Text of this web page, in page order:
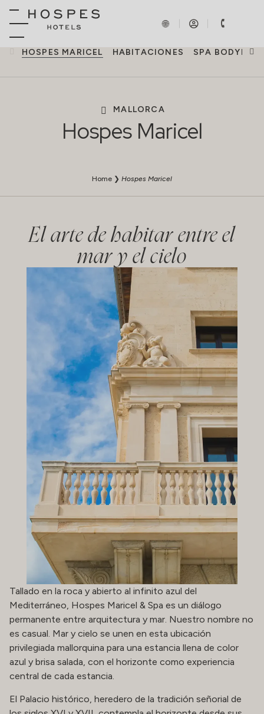
HOSPES MARICEL HABITACIONES SPA BODYNA
MALLORCA
Hospes Maricel
Home ❯ Hospes Maricel
El arte de habitar entre el
mar y el cielo
Tallado en la roca y abierto al infinito azul del
Mediterráneo, Hospes Maricel & Spa es un diálogo
permanente entre arquitectura y mar. Nuestro nombre no
es casual. Mar y cielo se unen en esta ubicación
privilegiada mallorquina para una estancia llena de color
azul y brisa salada, con el horizonte como experiencia
central de cada estancia.
El Palacio histórico, heredero de la tradición señorial de